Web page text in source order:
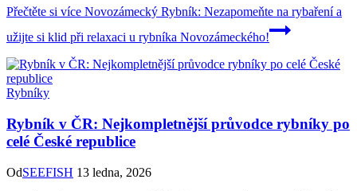
Přečtěte si více Novozámecký Rybník: Nezapomeňte na rybaření a
užijte si klid při relaxaci u rybníka Novozámeckého!
Rybníky
Rybník v ČR: Nejkompletnější průvodce rybníky po
celé České republice
OdSEEFISH 13 ledna, 2026